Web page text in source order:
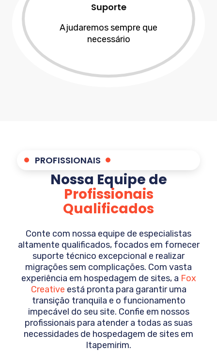
Suporte
Ajudaremos sempre que
necessário
PROFISSIONAIS
Nossa Equipe de
Profissionais
Qualificados
Conte com nossa equipe de especialistas
altamente qualificados, focados em fornecer
suporte técnico excepcional e realizar
migrações sem complicações. Com vasta
experiência em hospedagem de sites, a Fox
Creative está pronta para garantir uma
transição tranquila e o funcionamento
impecável do seu site. Confie em nossos
profissionais para atender a todas as suas
necessidades de hospedagem de sites em
Itapemirim.